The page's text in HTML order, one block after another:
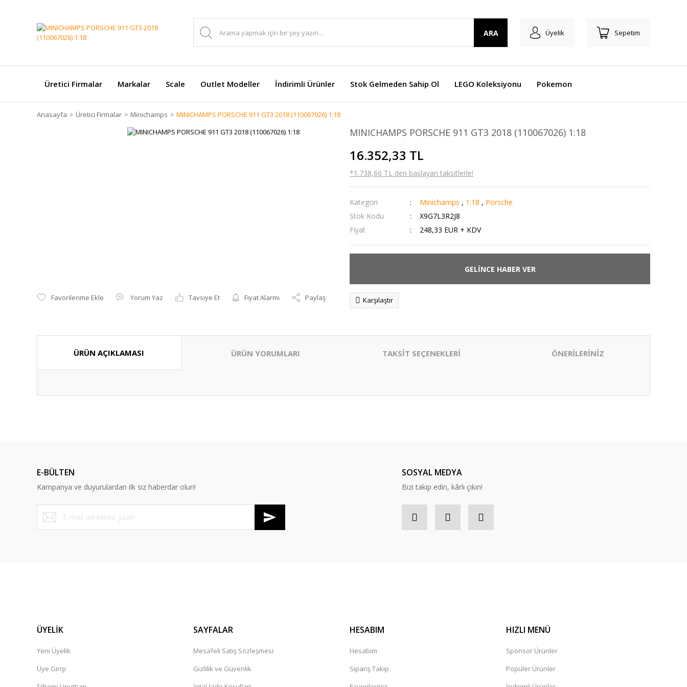
ARA Üyelik Sepetim
Üretici Firmalar Markalar Scale Outlet Modeller İndirimli Ürünler Stok Gelmeden Sahip Ol LEGO Koleksiyonu Pokemon
Anasayfa Üretici Firmalar Minichamps MINICHAMPS PORSCHE 911 GT3 2018 (110067026) 1:18
Yorum Yaz Tavsiye Et Fiyat Alarmı Paylaş
MINICHAMPS PORSCHE 911 GT3 2018 (110067026) 1:18
16.352,33 TL
*1.738,66 TL den başlayan taksitlerle!
Kategori Minichamps , 1:18 , Porsche
Stok Kodu
X9G7L3R2J8
Fiyat
248,33 EUR + KDV
GELİNCE HABER VER
Karşılaştır
ÜRÜN AÇIKLAMASI ÜRÜN YORUMLARI TAKSİT SEÇENEKLERİ ÖNERİLERİNİZ
Ürün bilgilerinde hatalar bulunuyor.
Ürün fiyatı diğer sitelerden daha pahalı.
Bu ürüne benzer farklı alternatifler olmalı.
E-BÜLTEN
Kampanya ve duyurulardan ilk siz haberdar olun!
SOSYAL MEDYA
Bizi takip edin, kârlı çıkın!
ÜYELİK
Yeni Üyelik
Üye Girişi
SAYFALAR
Mesafeli Satış Sözleşmesi
Gizlilik ve Güvenlik
HESABIM
Hesabım
Sipariş Takip
HIZLI MENÜ
Sponsor Ürünler
Popüler Ürünler